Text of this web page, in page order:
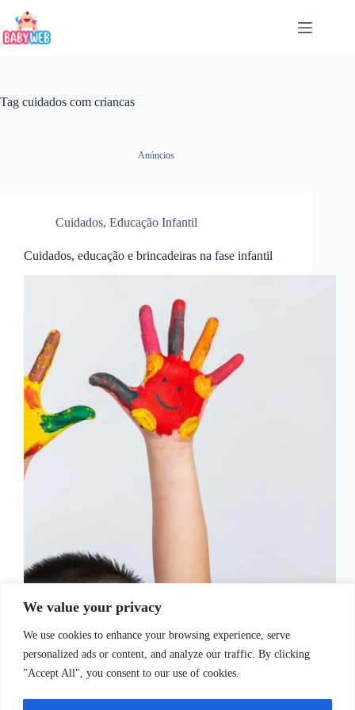
We value your privacy
We use cookies to enhance your browsing experience, serve
personalized ads or content, and analyze our traffic. By clicking
"Accept All", you consent to our use of cookies.
para
o
conteúdo
Tag cuidados com criancas
Anúncios
Cuidados, Educação Infantil
Cuidados, educação e brincadeiras na fase infantil
A primeira infância é uma fase crucial no
a educação e as brincadeiras desempenham papéis
interligados e essenciais. Durante esses primeiros
Juliana Santos
14 de setembro de 2023